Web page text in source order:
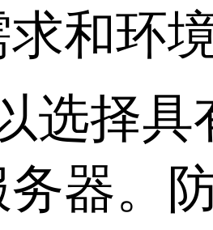
和环
选择具
器。